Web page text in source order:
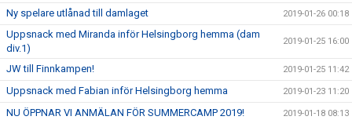
Ny spelare utlånad till damlaget 2019-01-26 00:18
Uppsnack med Miranda inför Helsingborg hemma (dam
div.1)
2019-01-25 16:00
JW till Finnkampen! 2019-01-25 11:42
Uppsnack med Fabian inför Helsingborg hemma 2019-01-23 11:20
NU ÖPPNAR VI ANMÄLAN FÖR SUMMERCAMP 2019! 2019-01-18 08:13